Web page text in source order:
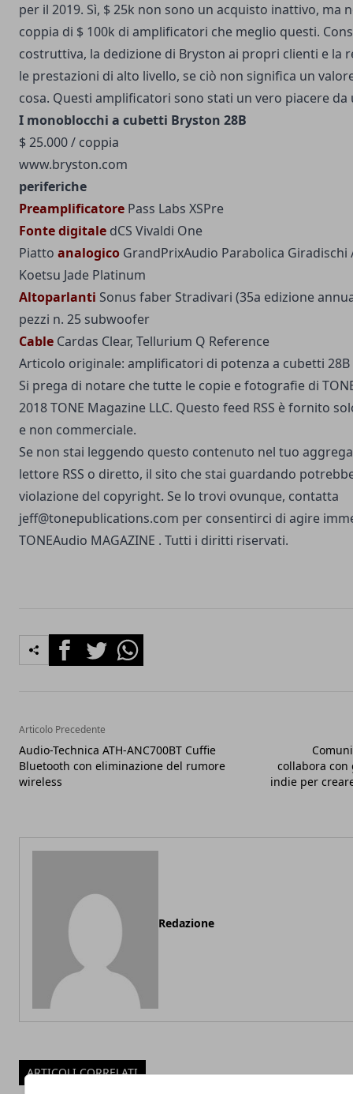
per il 2019. Sì, $ 25k non sono un acquisto inattivo, ma
coppia di $ 100k di amplificatori che meglio questi.
costruttiva, la dedizione di Bryston ai propri clienti e la
le prestazioni di alto livello, se ciò non significa un
cosa. Questi amplificatori sono stati un vero piacere da
I monoblocchi a cubetti Bryston 28B
$ 25.000 / coppia
www.bryston.com
periferiche
Preamplificatore Pass Labs XSPre
Fonte digitale dCS Vivaldi One
Piatto analogico GrandPrixAudio Parabolica Giradischi
Koetsu Jade Platinum
Altoparlanti Sonus faber Stradivari (35a edizione
pezzi n. 25 subwoofer
Cable Cardas Clear, Tellurium Q Reference
Articolo originale: amplificatori di potenza a cubetti
Si prega di notare che tutte le copie e fotografie di
2018 TONE Magazine LLC. Questo feed RSS è fornito
e non commerciale.
Se non stai leggendo questo contenuto nel tuo
lettore RSS o diretto, il sito che stai guardando
violazione del copyright. Se lo trovi ovunque, contatta
jeff@tonepublications.com per consentirci di agire
TONEAudio MAGAZINE . Tutti i diritti riservati.
FacebookTwitterWhatsapp
Articolo Precedente
Audio-Technica ATH-ANC700BT Cuffie
Bluetooth con eliminazione del rumore
wireless
collabora
indie per
Redazione
ARTICOLI CORRELATI